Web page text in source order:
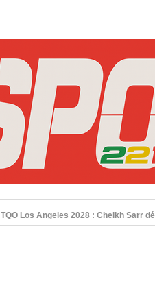
TQO Los Angeles 2028 : Cheikh Sarr